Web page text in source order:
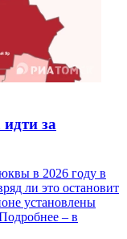
за
в 2026 году в
ли это остановит
установлены
– в